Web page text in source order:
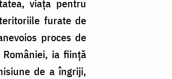
viața pentru
furate de
proces de
ia ființă
de a îngriji,